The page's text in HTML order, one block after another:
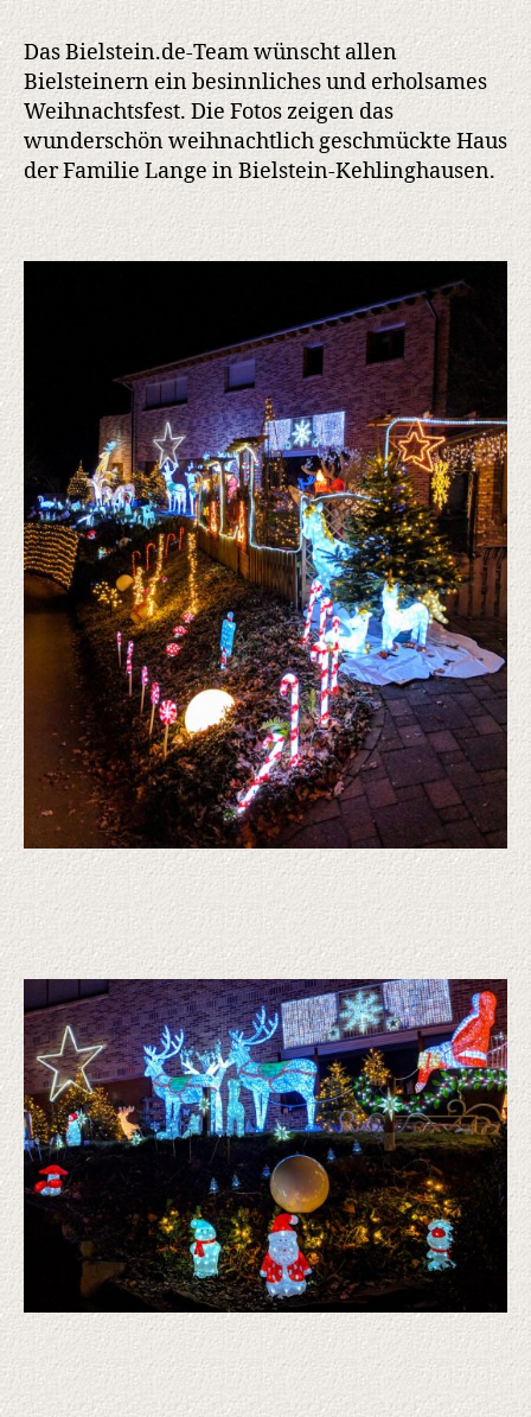
Das Bielstein.de-Team wünscht allen
Bielsteinern ein besinnliches und erholsames
Weihnachtsfest. Die Fotos zeigen das
wunderschön weihnachtlich geschmückte Haus
der Familie Lange in Bielstein-Kehlinghausen.